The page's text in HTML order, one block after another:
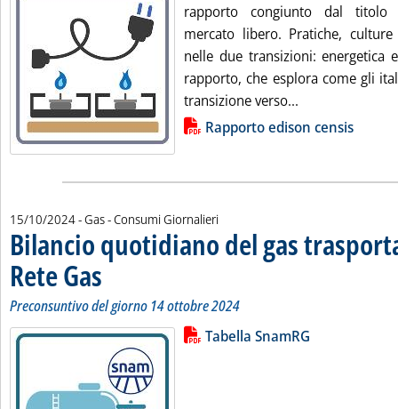
rapporto congiunto dal titolo
mercato libero. Pratiche,
nelle due transizioni: energetica
rapporto, che esplora come gli
transizione verso...
Lista allegati PDF alla notiziaRapporto edison censis
15/10/2024- Gas - Consumi Giornalieri
Bilancio quotidiano del gas
Rete Gas . Sottotitolo: Preconsuntivo del giorno 14 ottobre 2024
. Pubblicata martedì 15 ottobre 2024 alle 12.47.
Preconsuntivo del giorno 14 ottobre 2024
Leggi tutta la notizia: 'Bilancio
Lista allegati PDF alla notiziaTabella SnamRG